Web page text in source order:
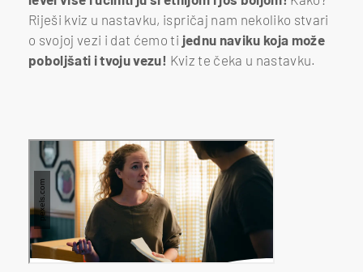
Riješi kviz u nastavku, ispričaj nam nekoliko stvari
o svojoj vezi i dat ćemo ti jednu naviku koja može
poboljšati i tvoju vezu! Kviz te čeka u nastavku.